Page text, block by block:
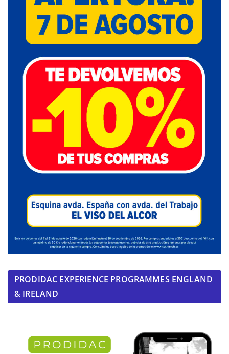
PRODIDAC EXPERIENCE PROGRAMMES ENGLAND
& IRELAND